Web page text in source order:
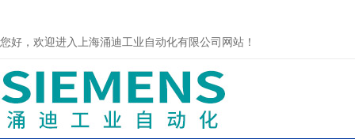
您好，欢迎进入上海涌迪工业自动化有限公司网站！